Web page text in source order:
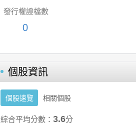
發行權證檔數
0
個股資訊
個股速覽 相關個股
綜合平均分數： 3.6分